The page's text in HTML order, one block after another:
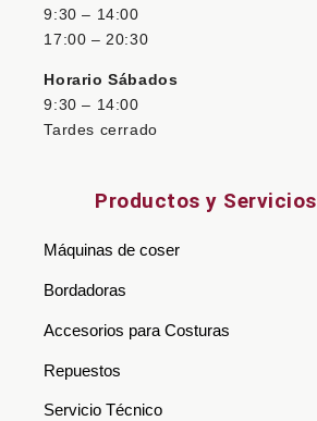
9:30 – 14:00
17:00 – 20:30
Horario Sábados
9:30 – 14:00
Tardes cerrado
Productos y Servicios
Máquinas de coser
Bordadoras
Accesorios para Costuras
Repuestos
Servicio Técnico